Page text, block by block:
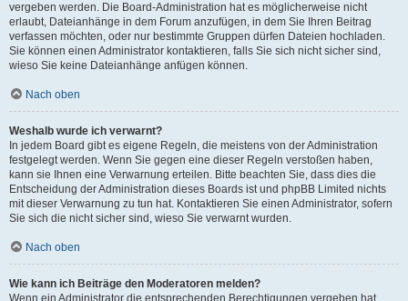
vergeben werden. Die Board-Administration hat es möglicherweise nicht
erlaubt, Dateianhänge in dem Forum anzufügen, in dem Sie Ihren Beitrag
verfassen möchten, oder nur bestimmte Gruppen dürfen Dateien hochladen.
Sie können einen Administrator kontaktieren, falls Sie sich nicht sicher sind,
wieso Sie keine Dateianhänge anfügen können.
Nach oben
Weshalb wurde ich verwarnt?
In jedem Board gibt es eigene Regeln, die meistens von der Administration
festgelegt werden. Wenn Sie gegen eine dieser Regeln verstoßen haben,
kann sie Ihnen eine Verwarnung erteilen. Bitte beachten Sie, dass dies die
Entscheidung der Administration dieses Boards ist und phpBB Limited nichts
mit dieser Verwarnung zu tun hat. Kontaktieren Sie einen Administrator, sofern
Sie sich die nicht sicher sind, wieso Sie verwarnt wurden.
Nach oben
Wie kann ich Beiträge den Moderatoren melden?
Wenn ein Administrator die entsprechenden Berechtigungen vergeben hat,